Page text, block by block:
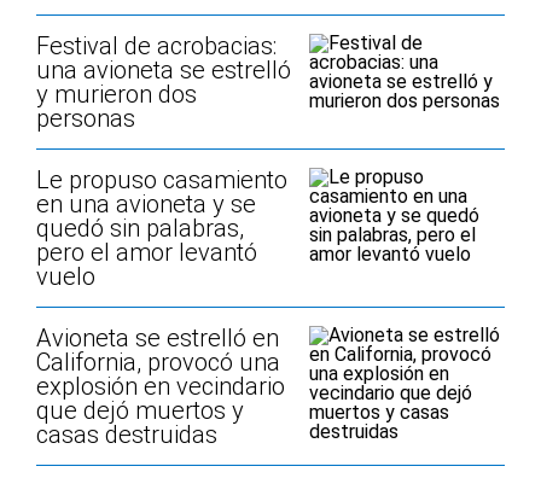
Festival de acrobacias:
una avioneta se estrelló
y murieron dos
personas
Le propuso casamiento
en una avioneta y se
quedó sin palabras,
pero el amor levantó
vuelo
Avioneta se estrelló en
California, provocó una
explosión en vecindario
que dejó muertos y
casas destruidas